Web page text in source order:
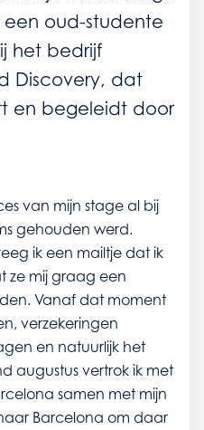
een oud-studente
het bedrijf
Discovery, dat
en begeleidt door
van mijn stage al bij
gehouden werd.
ik een mailtje dat ik
ze mij graag een
Vanaf dat moment
verzekeringen
en natuurlijk het
augustus vertrok ik met
samen met mijn
Barcelona om daar